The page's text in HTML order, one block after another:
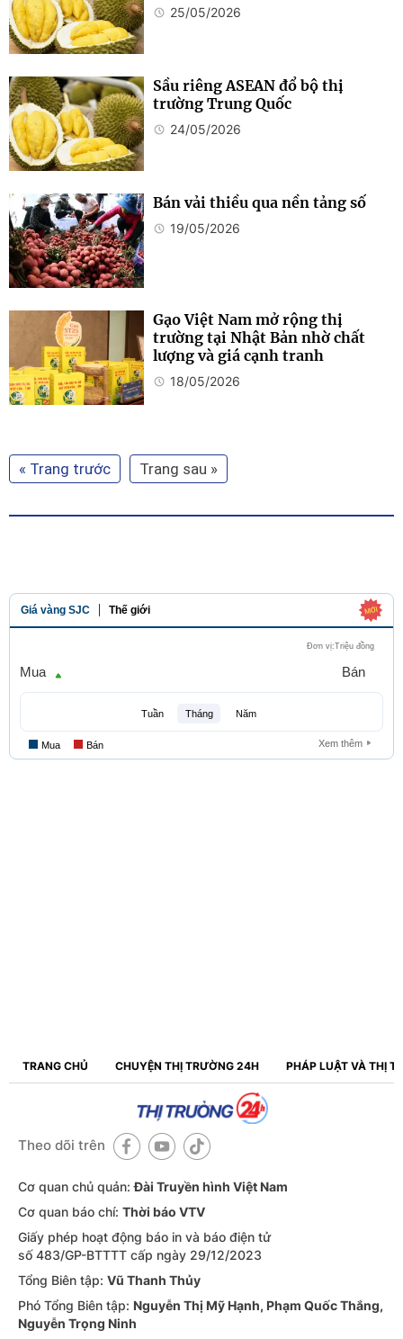
25/05/2026
Sầu riêng ASEAN đổ bộ thị
trường Trung Quốc
24/05/2026
Bán vải thiều qua nền tảng số
19/05/2026
Gạo Việt Nam mở rộng thị
trường tại Nhật Bản nhờ chất
lượng và giá cạnh tranh
18/05/2026
« Trang trước Trang sau »
TRANG CHỦ CHUYỆN THỊ TRƯỜNG 24H PHÁP LUẬT VÀ THỊ
Theo dõi trên
Cơ quan chủ quản:Đài Truyền hình Việt Nam
Cơ quan báo chí: Thời báo VTV
Giấy phép hoạt động báo in và báo điện tử
số 483/GP-BTTTT cấp ngày 29/12/2023
Tổng Biên tập: Vũ Thanh Thủy
Phó Tổng Biên tập: Nguyễn Thị Mỹ Hạnh, Phạm Quốc Thắng,
Nguyễn Trọng Ninh